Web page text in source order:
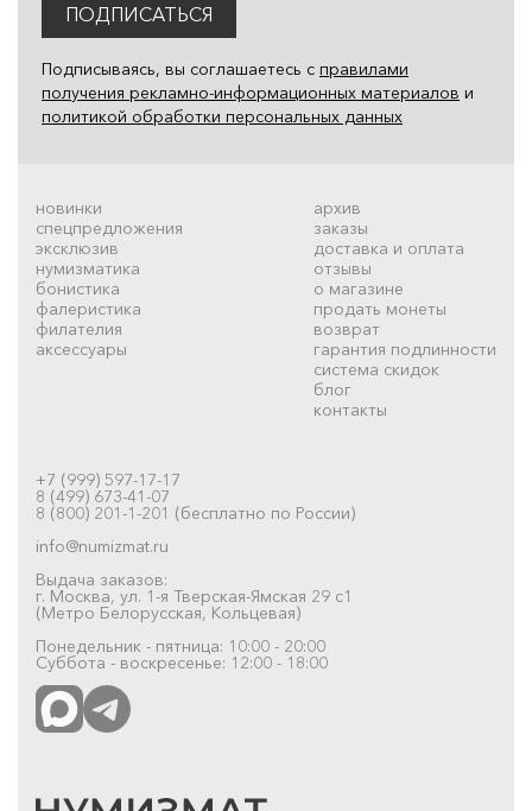
ПОДПИСАТЬСЯ
Подписываясь, вы соглашаетесь с правилами
получения рекламно-информационных материалов и
политикой обработки персональных данных
новинки
спецпредложения
эксклюзив
нумизматика
бонистика
фалеристика
филателия
аксессуары
архив
заказы
доставка и оплата
отзывы
о магазине
продать монеты
возврат
гарантия подлинности
система скидок
блог
контакты
+7 (999) 597-17-17
8 (499) 673-41-07
8 (800) 201-1-201 (бесплатно по России)
info@numizmat.ru
Выдача заказов:
г. Москва, ул. 1-я Тверская-Ямская 29 с1
(Метро Белорусская, Кольцевая)
Понедельник - пятница: 10:00 - 20:00
Суббота - воскресенье: 12:00 - 18:00